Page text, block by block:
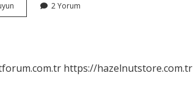
Kelimesinin
2 Yorum
https://hazelnutstore.com.tr